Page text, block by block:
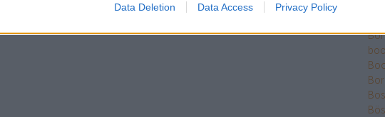
Data Deletion Data Access Privacy Policy